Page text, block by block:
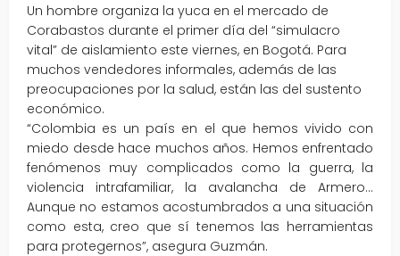
Un hombre organiza la yuca en el mercado de
Corabastos durante el primer día del “simulacro
vital” de aislamiento este viernes, en Bogotá. Para
muchos vendedores informales, además de las
preocupaciones por la salud, están las del sustento
económico.
“Colombia es un país en el que hemos vivido con
miedo desde hace muchos años. Hemos enfrentado
fenómenos muy complicados como la guerra, la
violencia intrafamiliar, la avalancha de Armero…
Aunque no estamos acostumbrados a una situación
como esta, creo que sí tenemos las herramientas
para protegernos”, asegura Guzmán.